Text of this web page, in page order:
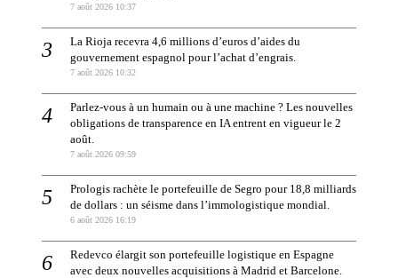
7 août 2026 10:37
La Rioja recevra 4,6 millions d’euros d’aides du
gouvernement espagnol pour l’achat d’engrais.
7 août 2026 10:32
Parlez-vous à un humain ou à une machine ? Les nouvelles
obligations de transparence en IA entrent en vigueur le 2
août.
7 août 2026 09:59
Prologis rachète le portefeuille de Segro pour 18,8 milliards
de dollars : un séisme dans l’immologistique mondial.
6 août 2026 16:19
Redevco élargit son portefeuille logistique en Espagne
avec deux nouvelles acquisitions à Madrid et Barcelone.